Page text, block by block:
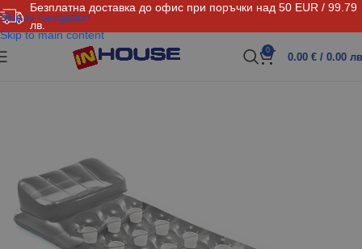
Безплатна доставка до офис при поръчки над 50 EUR / 99.79
лв.
Skip to navigation
Skip to main content
0
0.00 € / 0.00